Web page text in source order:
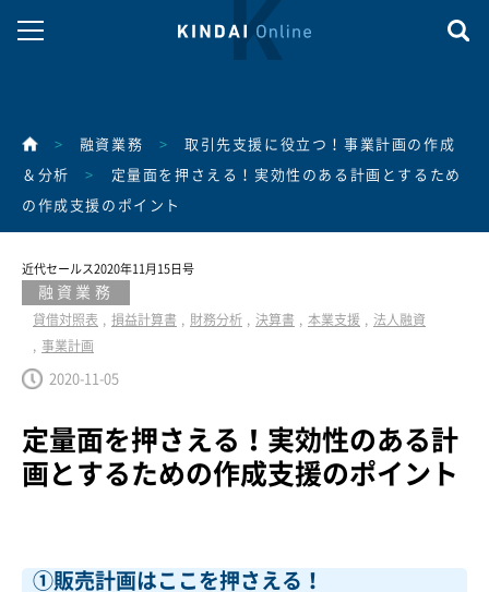
> 融資業務 > 取引先支援に役立つ！事業計画の作成
＆分析 > 定量面を押さえる！実効性のある計画とするため
の作成支援のポイント
近代セールス2020年11月15日号
融資業務
貸借対照表 損益計算書 財務分析 決算書 本業支援
法人融資
事業計画
2020-11-05
定量面を押さえる！実効性のある計
画とするための作成支援のポイント
①販売計画はここを押さえる！